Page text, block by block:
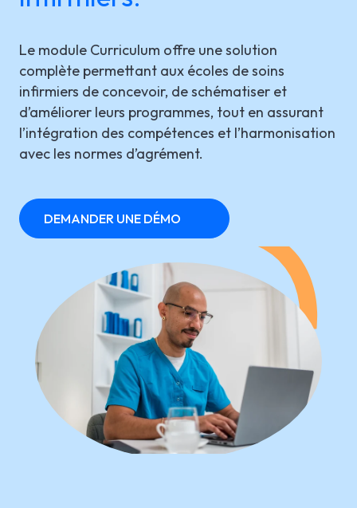
LGI ASSIGNATIONS (STROM)
LGI FINANCES (GRF)
LGI APPROVISIONNEMENT (GRM)
ÉLECTRONIQUE (GDE)
LGI CONTINUUMCORE
LGI ARP (BOSTON WORKSTATION)
LGI MED-URGE
BROCHURES PRODUITS
WEBINAIRE(S) À VENIR
WEBINAIRES ENREGISTRÉS
INFOLETTRE
En
Le module Curriculum offre une solution
complète permettant aux écoles de soins
infirmiers de concevoir, de schématiser et
d’améliorer leurs programmes, tout en assurant
l’intégration des compétences et l’harmonisation
avec les normes d’agrément.
DEMANDER UNE DÉMO